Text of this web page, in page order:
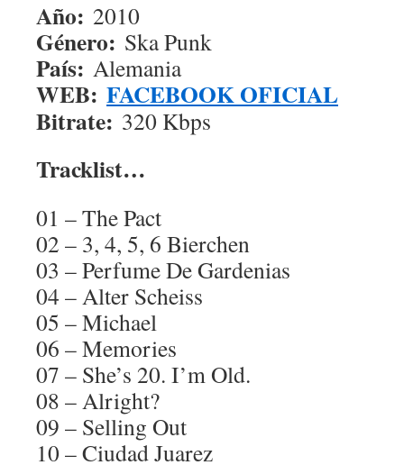
Año: 2010
Género: Ska Punk
País: Alemania
WEB: FACEBOOK OFICIAL
Bitrate: 320 Kbps
Tracklist…
01 – The Pact
02 – 3, 4, 5, 6 Bierchen
03 – Perfume De Gardenias
04 – Alter Scheiss
05 – Michael
06 – Memories
07 – She’s 20. I’m Old.
08 – Alright?
09 – Selling Out
10 – Ciudad Juarez